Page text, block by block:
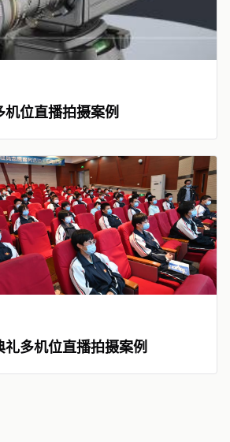
位直播拍摄案例
多机位直播拍摄案例